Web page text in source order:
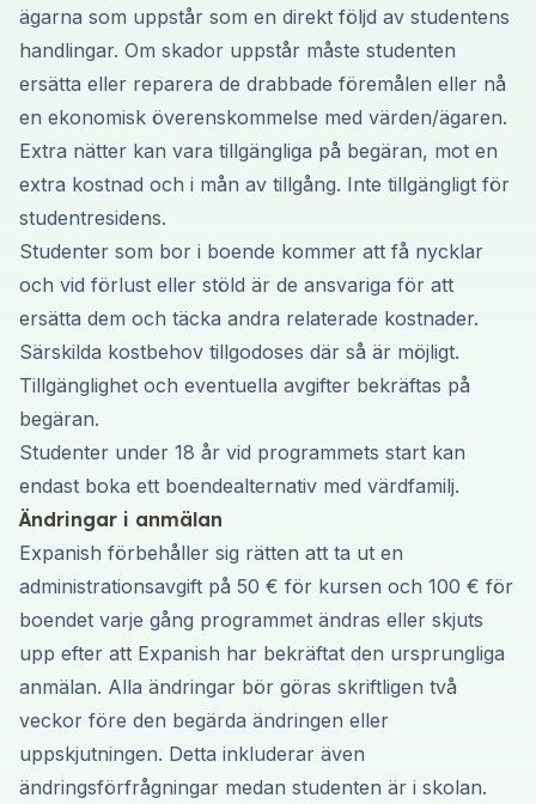
ägarna som uppstår som en direkt följd av studentens
handlingar. Om skador uppstår måste studenten
ersätta eller reparera de drabbade föremålen eller nå
en ekonomisk överenskommelse med värden/ägaren.
Extra nätter kan vara tillgängliga på begäran, mot en
extra kostnad och i mån av tillgång. Inte tillgängligt för
studentresidens.
Studenter som bor i boende kommer att få nycklar
och vid förlust eller stöld är de ansvariga för att
ersätta dem och täcka andra relaterade kostnader.
Särskilda kostbehov tillgodoses där så är möjligt.
Tillgänglighet och eventuella avgifter bekräftas på
begäran.
Studenter under 18 år vid programmets start kan
endast boka ett boendealternativ med värdfamilj.
Ändringar i anmälan
Expanish förbehåller sig rätten att ta ut en
administrationsavgift på 50 € för kursen och 100 € för
boendet varje gång programmet ändras eller skjuts
upp efter att Expanish har bekräftat den ursprungliga
anmälan. Alla ändringar bör göras skriftligen två
veckor före den begärda ändringen eller
uppskjutningen. Detta inkluderar även
ändringsförfrågningar medan studenten är i skolan.